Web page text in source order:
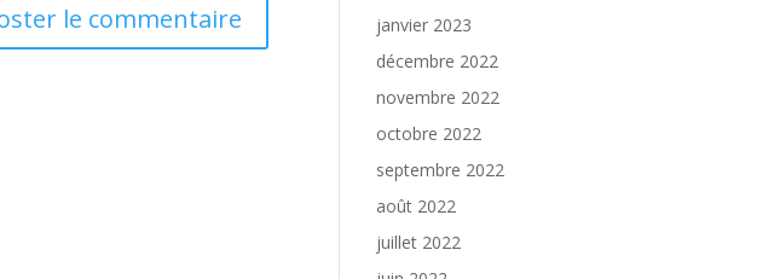
janvier 2023
décembre 2022
novembre 2022
octobre 2022
septembre 2022
août 2022
juillet 2022